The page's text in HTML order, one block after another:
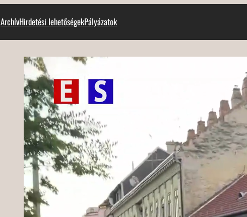
ArchívHirdetési lehetőségekPályázatok